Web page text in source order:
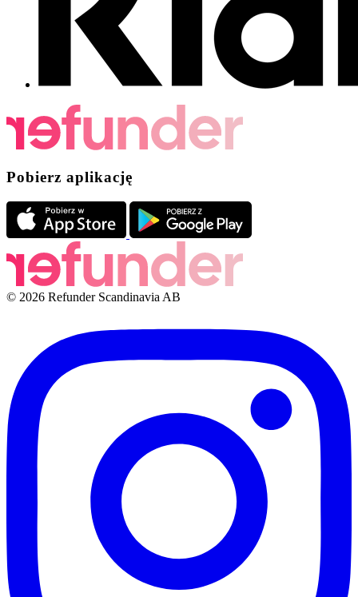
Pobierz aplikację
© 2026 Refunder Scandinavia AB